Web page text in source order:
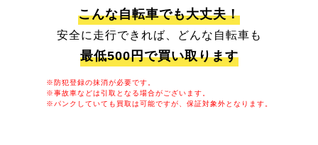
こんな自転車でも大丈夫！
安全に走行できれば、どんな自転車も
最低500円で買い取ります
※防犯登録の抹消が必要です。
※事故車などは引取となる場合がございます。
※パンクしていても買取は可能ですが、保証対象外となります。